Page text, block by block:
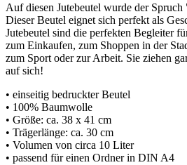
Auf diesen Jutebeutel wurde der
Dieser Beutel eignet sich perfekt als
Jutebeutel sind die perfekten Begleiter
zum Einkaufen, zum Shoppen in der
zum Sport oder zur Arbeit. Sie ziehen
auf sich!
• einseitig bedruckter Beutel
• 100% Baumwolle
• Größe: ca. 38 x 41 cm
• Trägerlänge: ca. 30 cm
• Volumen von circa 10 Liter
• passend für einen Ordner in DIN A4